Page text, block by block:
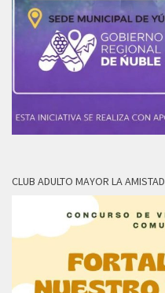
CLUB ADULTO MAYOR LA AMISTAD